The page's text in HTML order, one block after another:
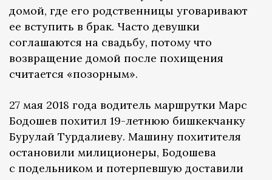
домой, где его родственницы уговаривают
ее вступить в брак. Часто девушки
соглашаются на свадьбу, потому что
возвращение домой после похищения
считается «позорным».
27 мая 2018 года водитель маршрутки Марс
Бодошев похитил 19-летнюю бишкекчанку
Бурулай Турдалиеву. Машину похитителя
остановили милиционеры, Бодошева
с подельником и потерпевшую доставили